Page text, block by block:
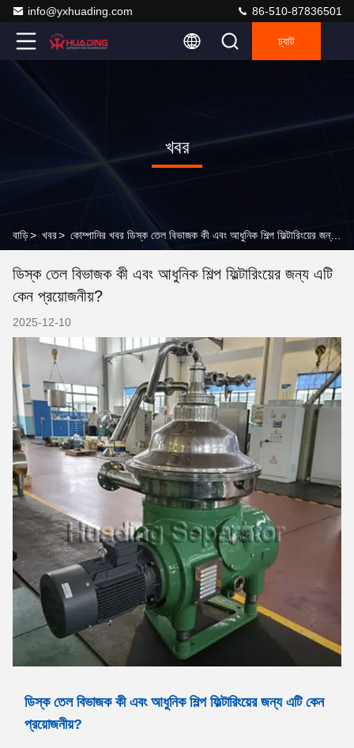
info@yxhuading.com 86-510-87836501
চ্যাট
খবর
বাড়ি> খবর> কোম্পানির খবর ডিস্ক তেল বিভাজক কী এবং আধুনিক শিল্প ফিল্টারিংয়ের জন্য এটি কেন প্রয়োজনীয়?
ডিস্ক তেল বিভাজক কী এবং আধুনিক শিল্প ফিল্টারিংয়ের জন্য এটি
কেন প্রয়োজনীয়?
2025-12-10
ডিস্ক তেল বিভাজক কী এবং আধুনিক শিল্প ফিল্টারিংয়ের জন্য এটি কেন
প্রয়োজনীয়?